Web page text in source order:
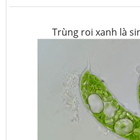
Trùng roi xanh là